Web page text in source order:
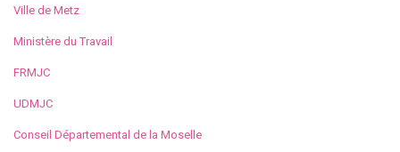
Ville de Metz
Ministère du Travail
FRMJC
UDMJC
Conseil Départemental de la Moselle